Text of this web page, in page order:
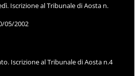
Iscrizione al Tribunale di Aosta n.
05/2002
Iscrizione al Tribunale di Aosta n.4